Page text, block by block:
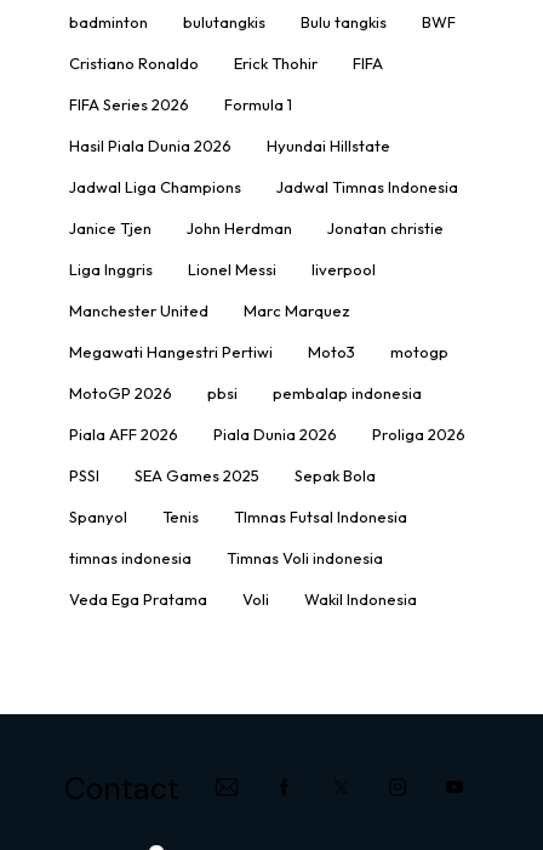
badminton bulutangkis Bulu tangkis BWF
Cristiano Ronaldo Erick Thohir FIFA
FIFA Series 2026 Formula 1
Hasil Piala Dunia 2026 Hyundai Hillstate
Jadwal Liga Champions Jadwal Timnas Indonesia
Janice Tjen John Herdman Jonatan christie
Liga Inggris Lionel Messi liverpool
Manchester United Marc Marquez
Megawati Hangestri Pertiwi Moto3 motogp
MotoGP 2026 pbsi pembalap indonesia
Piala AFF 2026 Piala Dunia 2026 Proliga 2026
PSSI SEA Games 2025 Sepak Bola
Spanyol Tenis TImnas Futsal Indonesia
timnas indonesia Timnas Voli indonesia
Veda Ega Pratama Voli Wakil Indonesia
Contact